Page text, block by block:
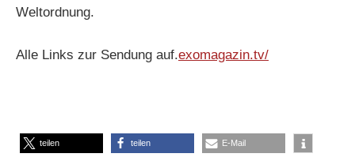
Weltordnung.
Alle Links zur Sendung auf.exomagazin.tv/
teilen teilen E-Mail